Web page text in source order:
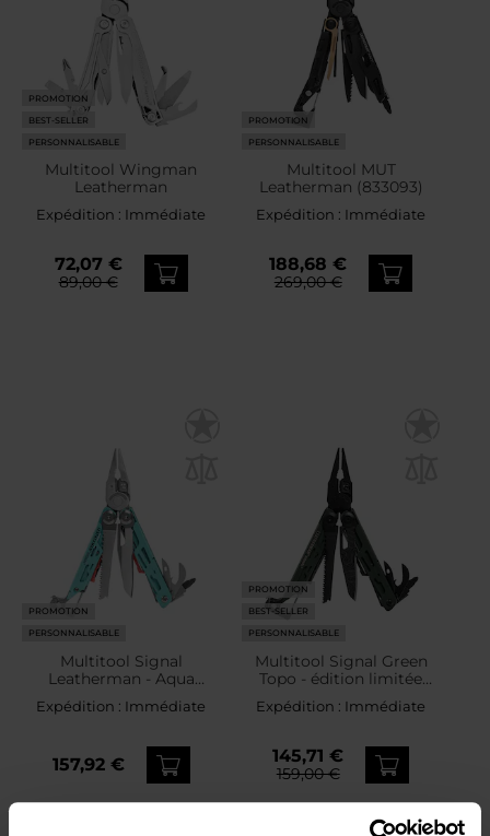
PROMOTION
BEST-SELLER
PERSONNALISABLE
Multitool Wingman
Leatherman
Expédition : Immédiate
72,07 €
89,00 €
PROMOTION
PERSONNALISABLE
Multitool MUT
Leatherman (833093)
Expédition : Immédiate
188,68 €
269,00 €
PROMOTION
PERSONNALISABLE
Multitool Signal
Leatherman - Aqua
Stainless
Expédition : Immédiate
157,92 €
PROMOTION
BEST-SELLER
PERSONNALISABLE
Multitool Signal Green
Topo - édition limitée
Leatherman
Expédition : Immédiate
145,71 €
159,00 €